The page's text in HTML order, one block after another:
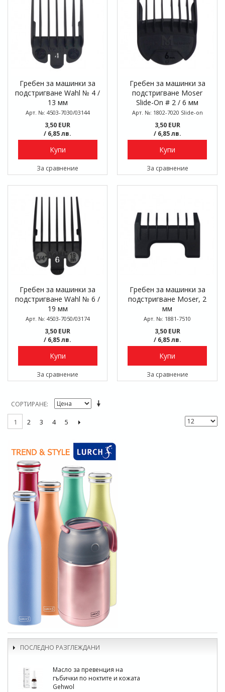
Гребен за машинки за
подстригване Wahl № 4 /
13 мм
Арт. №: 4503-7030/03144
3,50 EUR
/ 6,85 лв.
Купи
За сравнение
Гребен за машинки за
подстригване Moser
Slide-On # 2 / 6 мм
Арт. №: 1802-7020 Slide-on
3,50 EUR
/ 6,85 лв.
Купи
За сравнение
Гребен за машинки за
подстригване Wahl № 6 /
19 мм
Арт. №: 4503-7050/03174
3,50 EUR
/ 6,85 лв.
Купи
За сравнение
Гребен за машинки за
подстригване Moser, 2
мм
Арт. №: 1881-7510
3,50 EUR
/ 6,85 лв.
Купи
За сравнение
СОРТИРАНЕ
1 2 3 4 5
ПОСЛЕДНО РАЗГЛЕЖДАНИ
Масло за превенция на
гъбички по ноктите и кожата
Gehwol